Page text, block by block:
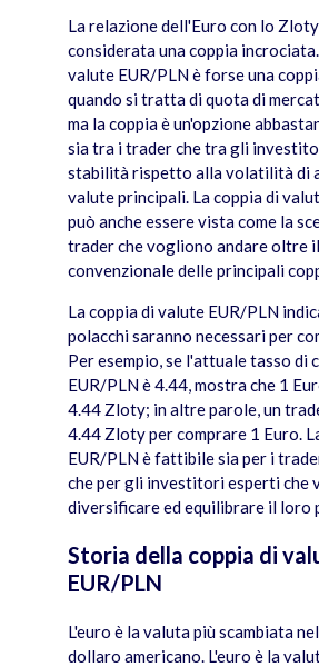
La relazione dell'Euro con lo
considerata una coppia
valute EUR/PLN è forse una
quando si tratta di quota di
ma la coppia è un'opzione
sia tra i trader che tra gli
stabilità rispetto alla volatilità di
valute principali. La coppia di
può anche essere vista come la
trader che vogliono andare oltre
convenzionale delle principali
La coppia di valute EUR/PLN
polacchi saranno necessari per
Per esempio, se l'attuale tasso di
EUR/PLN è 4.44, mostra che 1
4.44 Zloty; in altre parole, un
4.44 Zloty per comprare 1 Euro.
EUR/PLN è fattibile sia per i
che per gli investitori esperti che
diversificare ed equilibrare il
Storia della coppia di
EUR/PLN
L'euro è la valuta più scambiata
dollaro americano. L'euro è la